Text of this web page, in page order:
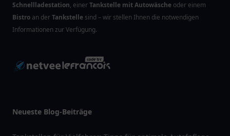
Schnellladestation, einerTankstelle mit Autowäsche oder einem
Bistro an derTankstelle sind – wir stellen Ihnen die notwendigen
Informationen zur Verfügung.
Neueste Blog-Beiträge